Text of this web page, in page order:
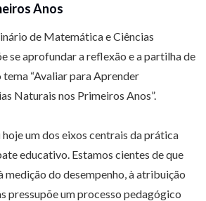
Anos
de Matemática e Ciências
se aprofundar a reflexão e a partilha de
“Avaliar para Aprender
Naturais nos Primeiros Anos”.
um dos eixos centrais da prática
educativo. Estamos cientes de que
medição do desempenho, à atribuição
pressupõe um processo pedagógico